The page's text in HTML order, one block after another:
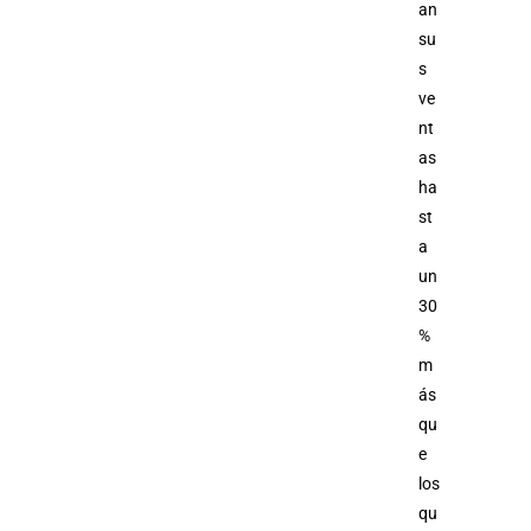
an
su
s
ve
nt
as
ha
st
a
un
30
%
m
ás
qu
e
los
qu